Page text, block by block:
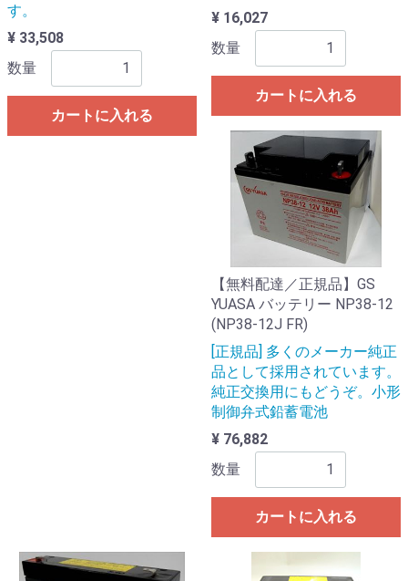
す。
¥ 33,508
数量
カートに入れる
¥ 16,027
数量
カートに入れる
【無料配達／正規品】GS
YUASA バッテリー NP38-12
(NP38-12J FR)
[正規品] 多くのメーカー純正
品として採用されています。
純正交換用にもどうぞ。小形
制御弁式鉛蓄電池
¥ 76,882
数量
カートに入れる